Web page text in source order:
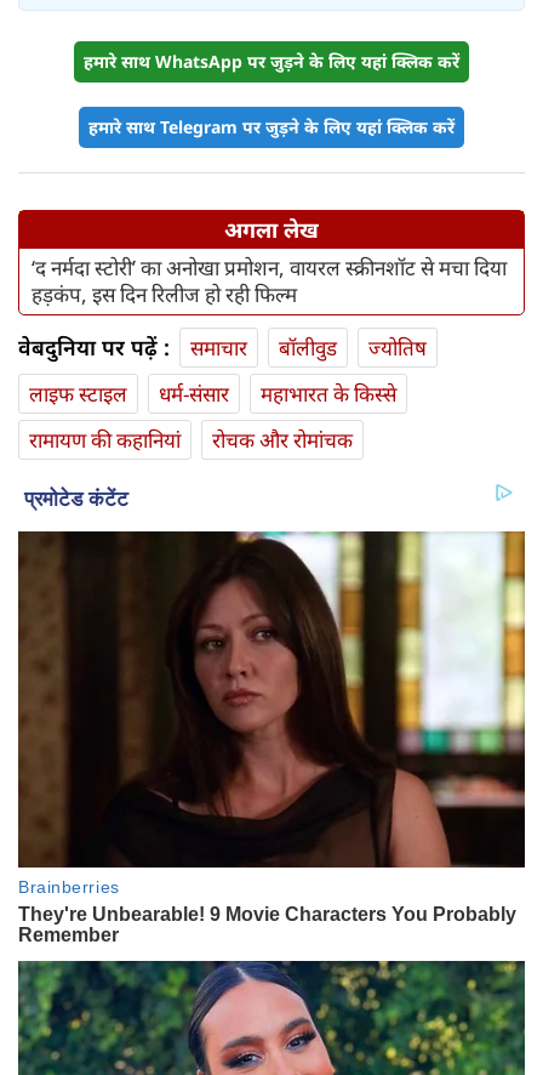
हमारे साथ WhatsApp पर जुड़ने के लिए यहां क्लिक करें
हमारे साथ Telegram पर जुड़ने के लिए यहां क्लिक करें
अगला लेख
‘द नर्मदा स्टोरी’ का अनोखा प्रमोशन, वायरल स्क्रीनशॉट से मचा दिया
हड़कंप, इस दिन रिलीज हो रही फिल्म
वेबदुनिया पर पढ़ें : समाचार बॉलीवुड
ज्योतिष
लाइफ स्‍टाइल
धर्म-संसार
महाभारत के किस्से
रामायण की कहानियां
रोचक और रोमांचक